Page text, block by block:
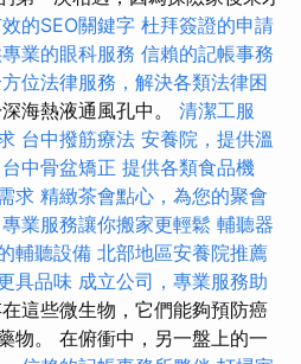
的SEO關鍵字 杜拜簽證的申請
業的眼科服務 信賴的記帳事務
位法律服務，解決各類法律困
海熱液通風孔中。 清潔工服
台中撥筋療法 安養院，提供溫
台中骨盆矯正 提供各類食品機
求 精緻茶會點心，為您的聚會
業服務讓你搬家更輕鬆 輔聽器
輔聽設備 北部地區安養院推薦
具品味 成立公司，專業服務助
這些微生物，它們能夠預防癌
物。 在俯衝中，另一盤上的一